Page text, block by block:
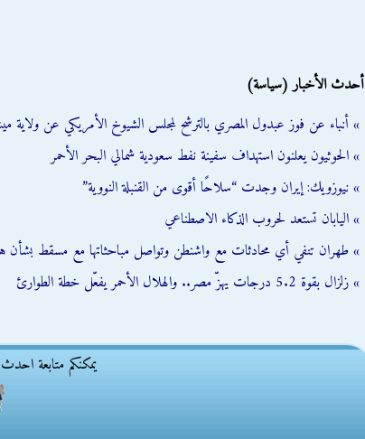
أحدث الأخبار (سياسة)
» أنباء عن فوز عبدول المصري بالترشح لمجلس الشيوخ الأمريكي عن ولاية
» الحوثيون يعلنون استهداف سفينة نفط سعودية شمالي البحر الأحمر
» نيوزويك: إيران وجدت “سلاحًا أقوى من القنبلة النووية”
» اليابان تستعد لحروب الذكاء الاصطناعي
» طهران تنفي أي محادثات مع واشنطن وتواصل مباحثاتها مع مسقط بشأن
» زلزال بقوة 5.2 درجات يهزّ مصر.. والهلال الأحمر يفعّل خطة الطوارئ
يمكنكم متابعة